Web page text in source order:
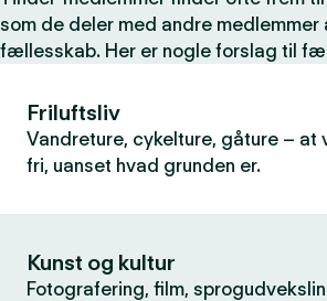
som de deler med andre medlemmer
fællesskab. Her er nogle forslag til
Friluftsliv
Vandreture, cykelture, gåture –
fri, uanset hvad grunden er.
Kunst og kultur
Fotografering, film,